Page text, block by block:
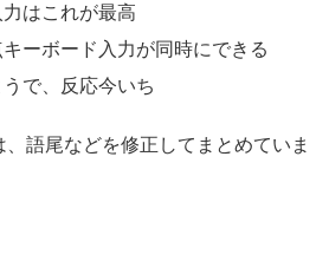
はこれが最高
ーボード入力が同時にできる
で、反応今いち
語尾などを修正してまとめていま